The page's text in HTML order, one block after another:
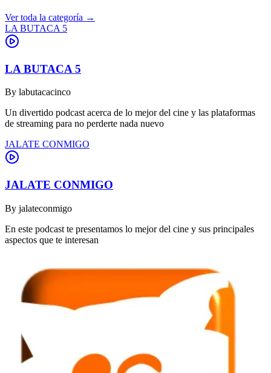
Ver toda la categoría →
LA BUTACA 5
LA BUTACA 5
By labutacacinco
Un divertido podcast acerca de lo mejor del cine y las plataformas
de streaming para no perderte nada nuevo
JALATE CONMIGO
JALATE CONMIGO
By jalateconmigo
En este podcast te presentamos lo mejor del cine y sus principales
aspectos que te interesan